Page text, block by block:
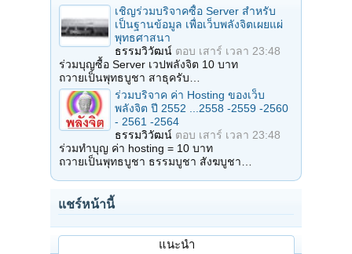
เชิญร่วมบริจาคซื้อ Server สำหรับ
เป็นฐานข้อมูล เพื่อเว็บพลังจิตเผยแผ่
พุทธศาสนา
ธรรมวิวัฒน์ ตอบ เสาร์ เวลา 23:48
ร่วมบุญซื้อ Server เวปพลังจิต 10 บาท
ถวายเป็นพุทธบูชา สาธุครับ…
ร่วมบริจาค ค่า Hosting ของเว็บ
พลังจิต ปี 2552 ...2558 -2559 -2560
- 2561 -2564
ธรรมวิวัฒน์ ตอบ เสาร์ เวลา 23:48
ร่วมทำบุญ ค่า hosting = 10 บาท
ถวายเป็นพุทธบูชา ธรรมบูชา สังฆบูชา…
แชร์หน้านี้
แนะนำ